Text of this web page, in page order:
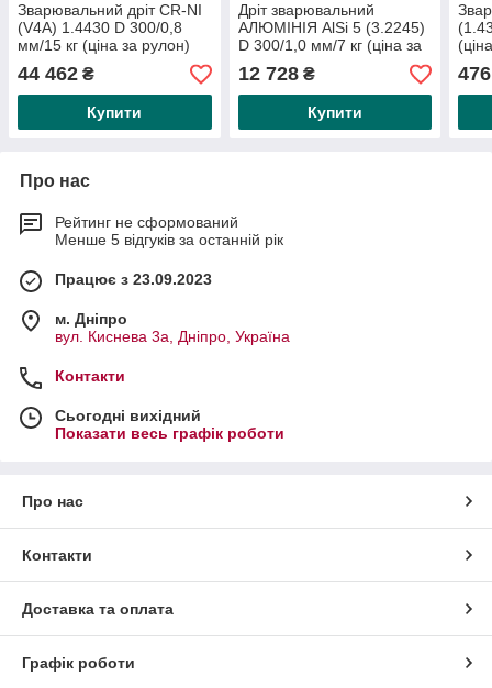
Зварювальний дріт CR-NI
(V4A) 1.4430 D 300/0,8
мм/15 кг (ціна за рулон)
(стійка до іржі та кислота)
Номер
44 462 ₴
Купити
Дріт зварювальний
АЛЮМІНІЯ AlSi 5 (3.2245)
D 300/1,0 мм/7 кг (ціна за
рулон) Арт. №:
12 728₴
Купити
Про нас
Рейтинг не сформований
Менше 5 відгуків за останній рік
Працює з 23.09.2023
м. Дніпро
вул. Киснева 3а, Дніпро, Україна
Контакти
Сьогодні вихідний
Показати весь графік роботи
Про нас
Контакти
Доставка та оплата
Графік роботи